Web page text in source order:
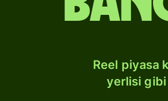
Reel piyasa
yerlisi gibi